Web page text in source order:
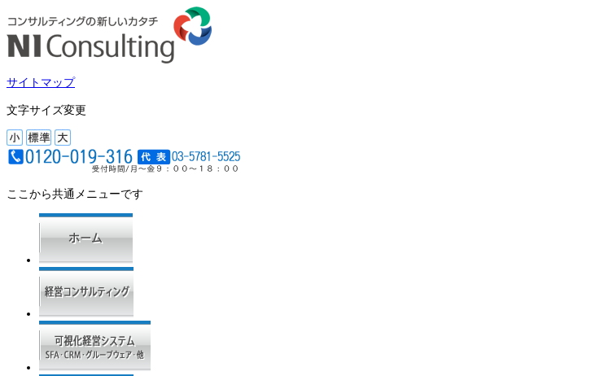
サイトマップ
文字サイズ変更
ここから共通メニューです